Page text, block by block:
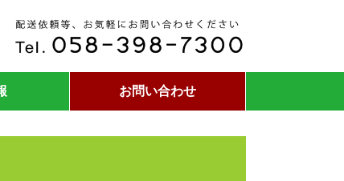
お問い合わせ